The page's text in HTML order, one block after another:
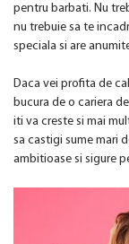
pentru barbati. Nu
nu trebuie sa te
speciala si are
Daca vei profita de
bucura de o cariera
iti va creste si mai
sa castigi sume mari
ambitioase si sigure